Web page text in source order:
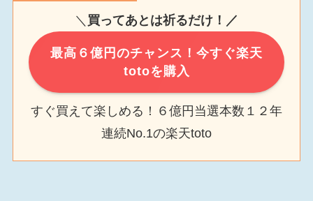
＼ 買ってあとは祈るだけ！／
最高６億円のチャンス！今すぐ楽天
totoを購入
すぐ買えて楽しめる！６億円当選本数１２年
連続No.1の楽天toto